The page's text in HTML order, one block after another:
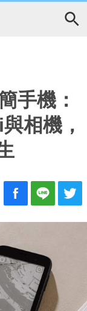
手機：
相機，